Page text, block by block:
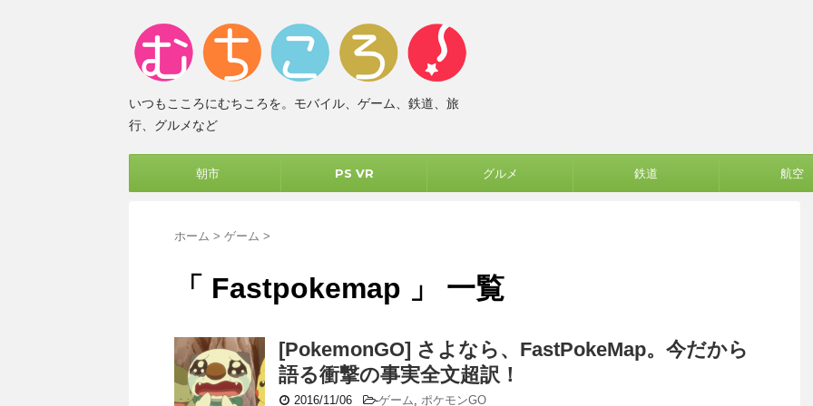
いつもこころにむちころを。モバイル、ゲーム、鉄道、旅
行、グルメなど
朝市 PS VR グルメ 鉄道 航空
ホーム > ゲーム >
「 Fastpokemap 」 一覧
[PokemonGO] さよなら、FastPokeMap。今だから
語る衝撃の事実全文超訳！
2016/11/06 -ゲーム, ポケモンGO